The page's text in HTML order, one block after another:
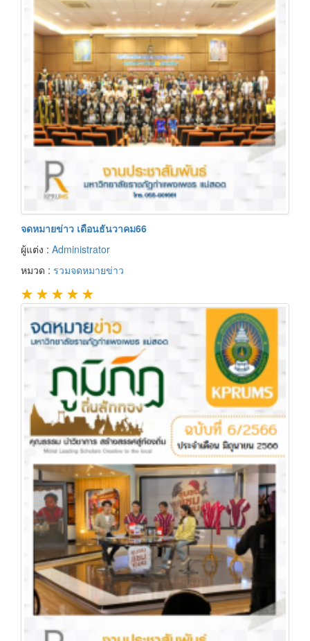
จดหมายข่าว เดือนธันวาคม66
ผู้แต่ง : Administrator
หมวด : รวมจดหมายข่าว
★ ★ ★ ★ ★